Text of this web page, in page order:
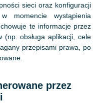
sieci oraz konfiguracji
momencie wystąpienia
te informacje przez
obsługa aplikacji, cele
przepisami prawa, po
przez